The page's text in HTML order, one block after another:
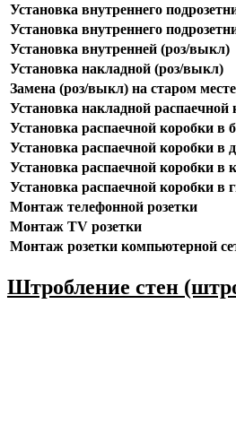
Установка внутреннего
Установка внутреннего
Установка внутренней (роз/выкл)
Установка накладной (роз/выкл)
Замена (роз/выкл) на старом месте
Установка накладной распаечной
Установка распаечной коробки в
Установка распаечной коробки в
Установка распаечной коробки в
Установка распаечной коробки в
Монтаж телефонной розетки
Монтаж TV розетки
Монтаж розетки компьютерной
Штробление стен